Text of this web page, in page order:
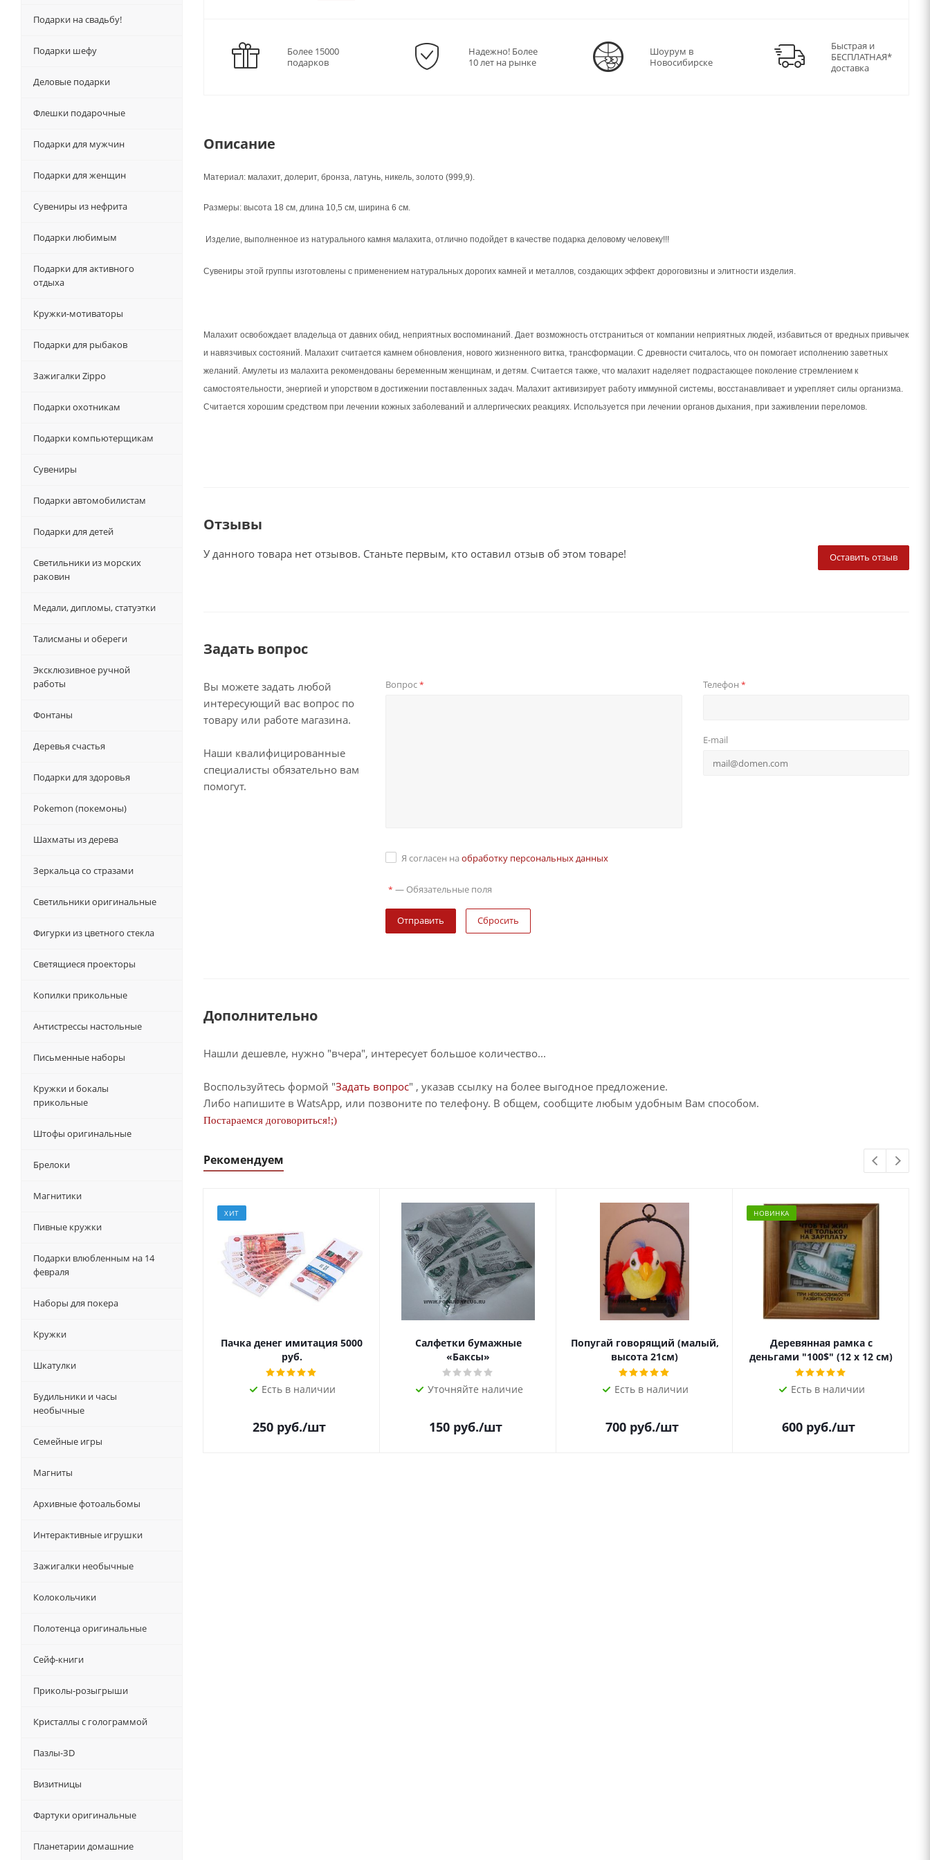
Более 15000
подарков
Надежно! Более
10 лет на рынке
Шоурум в
Новосибирске
Быстрая и
БЕСПЛАТНАЯ*
доставка
Описание
Материал: малахит, долерит, бронза, латунь, никель, золото (999,9).
Размеры: высота 18 см, длина 10,5 см, ширина 6 см.
Изделие, выполненное из натурального камня малахита, отлично подойдет в качестве подарка деловому человеку!!!
Сувениры этой группы изготовлены с применением натуральных дорогих камней и металлов, создающих эффект дороговизны и элитности изделия.
Малахит освобождает владельца от давних обид, неприятных воспоминаний. Дает возможность отстраниться от компании неприятных людей, избавиться от вредных привычек
и навязчивых состояний. Малахит считается камнем обновления, нового жизненного витка, трансформации. С древности считалось, что он помогает исполнению заветных
желаний. Амулеты из малахита рекомендованы беременным женщинам, и детям. Считается также, что малахит наделяет подрастающее поколение стремлением к
самостоятельности, энергией и упорством в достижении поставленных задач. Малахит активизирует работу иммунной системы, восстанавливает и укрепляет силы организма.
Считается хорошим средством при лечении кожных заболеваний и аллергических реакциях. Используется при лечении органов дыхания, при заживлении переломов.
Отзывы
Оставить отзыв
У данного товара нет отзывов. Станьте первым, кто оставил отзыв об этом товаре!
Задать вопрос
Вы можете задать любой
интересующий вас вопрос по
товару или работе магазина.
Наши квалифицированные
специалисты обязательно вам
помогут.
Вопрос* Телефон *
E-mail
Я согласен на обработку персональных данных
* — Обязательные поля
Сбросить
Дополнительно
Нашли дешевле, нужно "вчера", интересует большое количество...
Воспользуйтесь формой "Задать вопрос" , указав ссылку на более выгодное предложение.
Либо напишите в WatsApp, или позвоните по телефону. В общем, сообщите любым удобным Вам способом.
Постараемся договориться!;)
Рекомендуем
ХИТ
Пачка денег имитация 5000
руб.
Есть в наличии
250 руб./шт
Салфетки бумажные
«Баксы»
Уточняйте наличие
150 руб./шт
Попугай говорящий (малый,
высота 21см)
Есть в наличии
700 руб./шт
НОВИНКА
Деревянная рамка с
деньгами "100$" (12 х 12 см)
Есть в наличии
600 руб./шт
Подарки на свадьбу!
Подарки шефу
Деловые подарки
Флешки подарочные
Подарки для мужчин
Подарки для женщин
Сувениры из нефрита
Подарки любимым
Подарки для активного
отдыха
Кружки-мотиваторы
Подарки для рыбаков
Зажигалки Zippo
Подарки охотникам
Подарки компьютерщикам
Сувениры
Подарки автомобилистам
Подарки для детей
Светильники из морских
раковин
Медали, дипломы, статуэтки
Талисманы и обереги
Эксклюзивное ручной
работы
Фонтаны
Деревья счастья
Подарки для здоровья
Pokemon (покемоны)
Шахматы из дерева
Зеркальца со стразами
Светильники оригинальные
Фигурки из цветного стекла
Светящиеся проекторы
Копилки прикольные
Антистрессы настольные
Письменные наборы
Кружки и бокалы
прикольные
Штофы оригинальные
Брелоки
Магнитики
Пивные кружки
Подарки влюбленным на 14
февраля
Наборы для покера
Кружки
Шкатулки
Будильники и часы
необычные
Семейные игры
Магниты
Архивные фотоальбомы
Интерактивные игрушки
Зажигалки необычные
Колокольчики
Полотенца оригинальные
Сейф-книги
Приколы-розыгрыши
Кристаллы с голограммой
Пазлы-ЗD
Визитницы
Фартуки оригинальные
Планетарии домашние